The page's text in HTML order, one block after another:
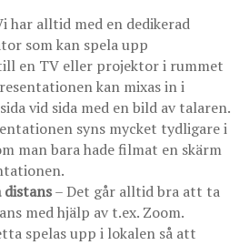
har alltid med en dedikerad
som kan spela upp
en TV eller projektor i rummet
kan mixas in i
vid sida med en bild av talaren.
syns mycket tydligare i
man bara hade filmat en skärm
distans– Det går alltid bra att ta
med hjälp av t.ex. Zoom.
spelas upp i lokalen så att